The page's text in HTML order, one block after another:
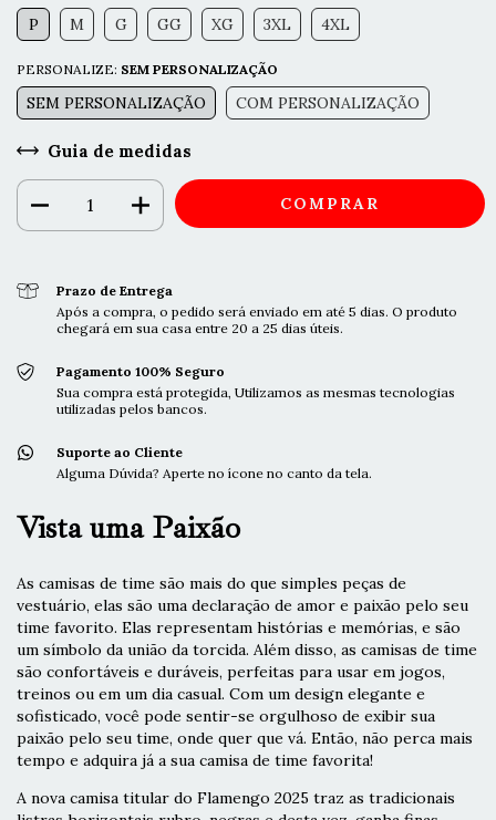
P M G GG XG 3XL 4XL
PERSONALIZE: SEM PERSONALIZAÇÃO
SEM PERSONALIZAÇÃO COM PERSONALIZAÇÃO
Guia de medidas
Prazo de Entrega
Após a compra, o pedido será enviado em até 5 dias. O produto
chegará em sua casa entre 20 a 25 dias úteis.
Pagamento 100% Seguro
Sua compra está protegida, Utilizamos as mesmas tecnologias
utilizadas pelos bancos.
Suporte ao Cliente
Alguma Dúvida? Aperte no ícone no canto da tela.
Vista uma Paixão
As camisas de time são mais do que simples peças de
vestuário, elas são uma declaração de amor e paixão pelo seu
time favorito. Elas representam histórias e memórias, e são
um símbolo da união da torcida. Além disso, as camisas de time
são confortáveis e duráveis, perfeitas para usar em jogos,
treinos ou em um dia casual. Com um design elegante e
sofisticado, você pode sentir-se orgulhoso de exibir sua
paixão pelo seu time, onde quer que vá. Então, não perca mais
tempo e adquira já a sua camisa de time favorita!
A nova camisa titular do Flamengo 2025 traz as tradicionais